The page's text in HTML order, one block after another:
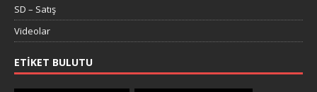
SD – Satış
Videolar
ETIKET BULUTU